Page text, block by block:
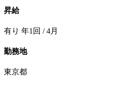
昇給
有り 年1回 / 4月
勤務地
東京都